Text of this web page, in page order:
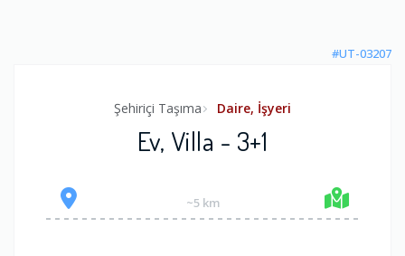
#UT-03207
Şehiriçi Taşıma Daire, İşyeri
Ev, Villa - 3+1
~5 km